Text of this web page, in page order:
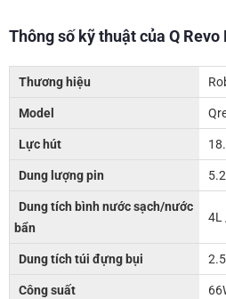
Thông số kỹ thuật của Q Revo
Thương hiệu
Model
Lực hút
Dung lượng pin
Dung tích bình nước sạch/nước
bẩn
4L
Dung tích túi đựng bụi
Công suất